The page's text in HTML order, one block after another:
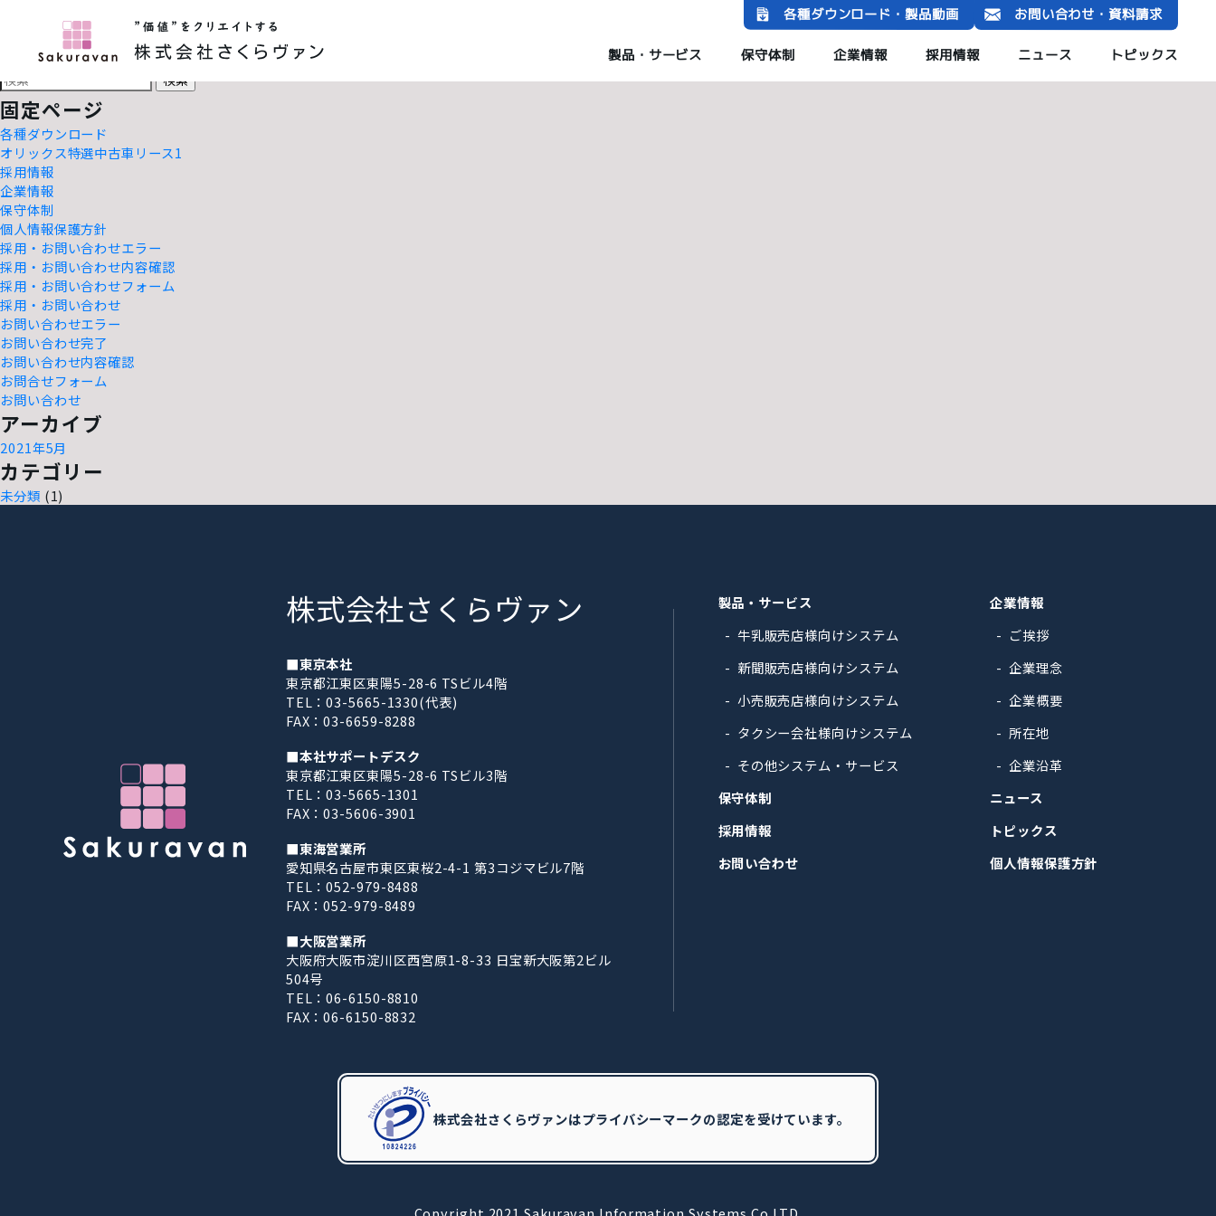
各種ダウンロード・製品動画 お問い合わせ・資料請求
製品・サービス 保守体制 企業情報 採用情報 ニュース トピックス
HOME
索:
固定ページ
各種ダウンロード
オリックス特選中古車リース1
採用情報
企業情報
保守体制
個人情報保護方針
採用・お問い合わせエラー
採用・お問い合わせ内容確認
採用・お問い合わせフォーム
採用・お問い合わせ
お問い合わせエラー
お問い合わせ完了
お問い合わせ内容確認
お問合せフォーム
お問い合わせ
アーカイブ
2021年5月
カテゴリー
未分類 (1)
株式会社さくらヴァン
■東京本社
東京都江東区東陽5-28-6 TSビル4階
TEL：03-5665-1330(代表)
FAX：03-6659-8288
■本社サポートデスク
東京都江東区東陽5-28-6 TSビル3階
TEL：03-5665-1301
FAX：03-5606-3901
■東海営業所
愛知県名古屋市東区東桜2-4-1 第3コジマビル7階
TEL：052-979-8488
FAX：052-979-8489
■大阪営業所
大阪府大阪市淀川区西宮原1-8-33 日宝新大阪第2ビル
504号
TEL：06-6150-8810
FAX：06-6150-8832
製品・サービス
牛乳販売店様向けシステム
新聞販売店様向けシステム
小売販売店様向けシステム
タクシー会社様向けシステム
その他システム・サービス
保守体制
採用情報
お問い合わせ
企業情報
ご挨拶
企業理念
企業概要
所在地
企業沿革
ニュース
トピックス
個人情報保護方針
株式会社さくらヴァンはプライバシーマークの認定を受けています。